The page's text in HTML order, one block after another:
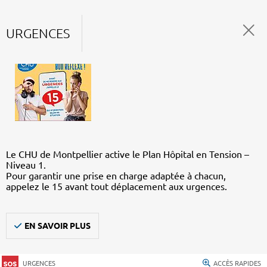
URGENCES
Le CHU de Montpellier active le Plan Hôpital en Tension –
Niveau 1.
Pour garantir une prise en charge adaptée à chacun,
appelez le 15 avant tout déplacement aux urgences.
EN SAVOIR PLUS
URGENCES ACCÈS RAPIDES